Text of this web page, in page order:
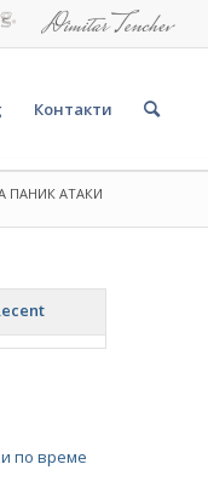
Контакти
ПАНИК АТАКИ
по време